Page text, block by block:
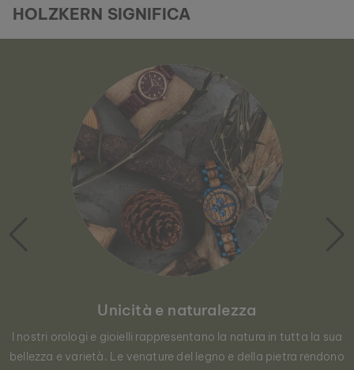
HOLZKERN SIGNIFICA
Unicità e naturalezza
I nostri orologi e gioielli rappresentano la natura in tutta la sua
bellezza e varietà. Le venature del legno e della pietra rendono